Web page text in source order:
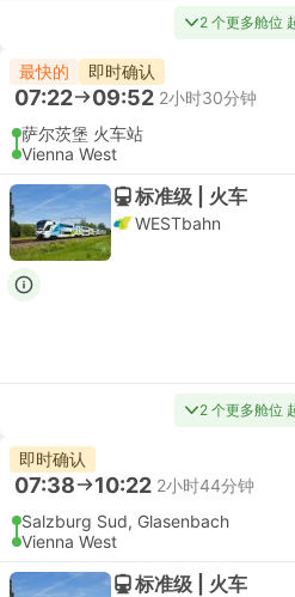
2 个更多舱位
最快的 即时确认
07:22 09:52 2小时30分钟
萨尔茨堡 火车站
Vienna West
标准级 | 火车
WESTbahn
2 个更多舱位
即时确认
07:38 10:22 2小时44分钟
Salzburg Sud, Glasenbach
Vienna West
标准级 | 火车